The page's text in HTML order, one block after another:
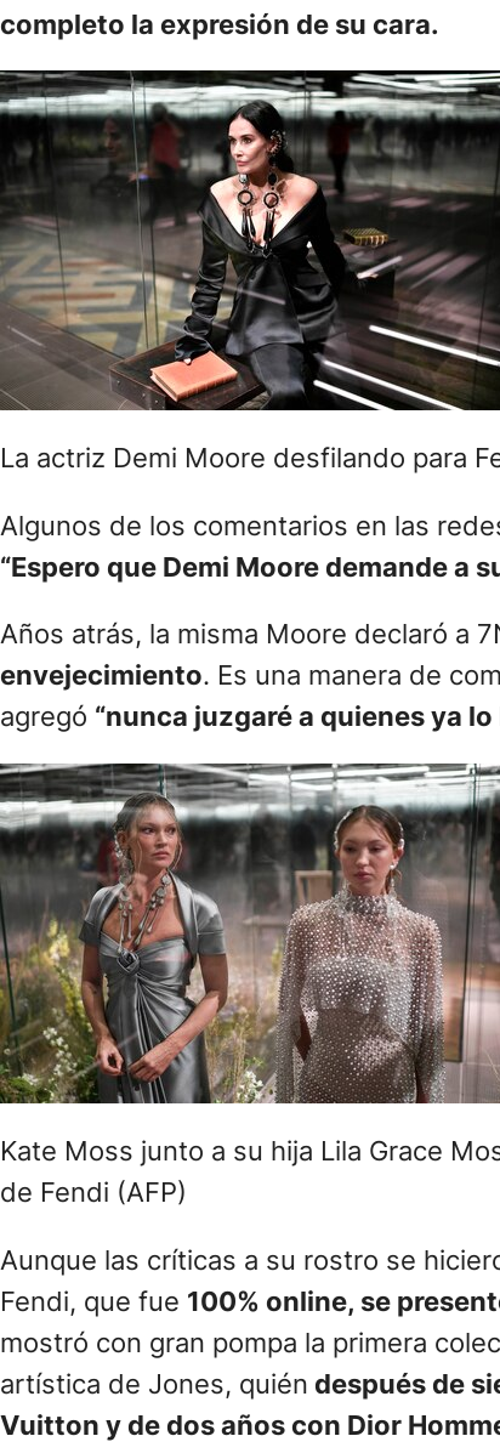
completo la expresión de su cara.
La actriz Demi Moore desfilando para
Algunos de los comentarios en las
“Espero que Demi Moore demande a
Años atrás, la misma Moore declaró a
envejecimiento. Es una manera de
agregó “nunca juzgaré a quienes ya
Kate Moss junto a su hija Lila Grace
de Fendi (AFP)
Aunque las críticas a su rostro se
Fendi, que fue 100% online, se
mostró con gran pompa la primera
artística de Jones, quién después de
Vuitton y de dos años con Dior